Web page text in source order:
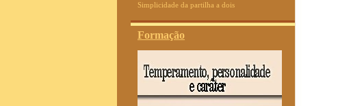
Simplicidade da partilha a dois
Formação